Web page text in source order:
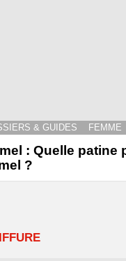
& GUIDES FEMME
: Quelle patine
?